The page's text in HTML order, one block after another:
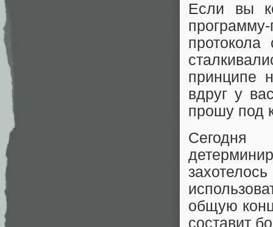
Если вы
принципе
вдруг у
прошу под
общую
составит